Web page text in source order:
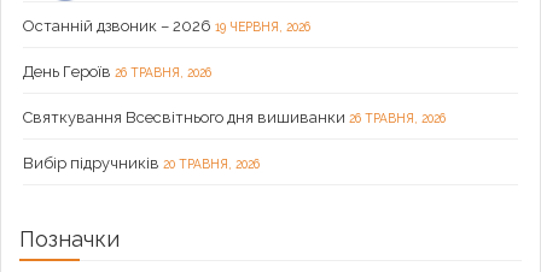
Останній дзвоник – 2026 19 ЧЕРВНЯ, 2026
День Героїв 26 ТРАВНЯ, 2026
Святкування Всесвітнього дня вишиванки 26 ТРАВНЯ, 2026
Вибір підручників 20 ТРАВНЯ, 2026
Позначки